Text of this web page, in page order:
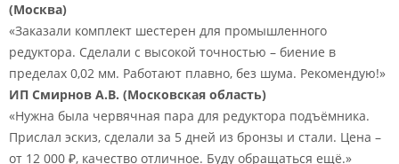
(Москва)
«Заказали комплект шестерен для промышленного
редуктора. Сделали с высокой точностью – биение в
пределах 0,02 мм. Работают плавно, без шума. Рекомендую!»
ИП Смирнов А.В. (Московская область)
«Нужна была червячная пара для редуктора подъёмника.
Прислал эскиз, сделали за 5 дней из бронзы и стали. Цена –
от 12 000 ₽, качество отличное. Буду обращаться ещё.»